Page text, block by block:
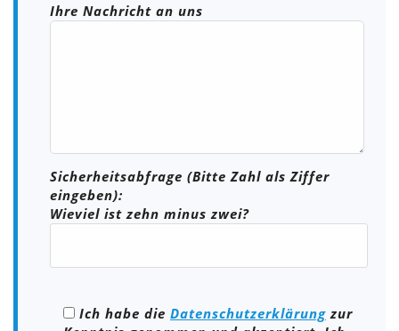
Ihre Nachricht an uns
Sicherheitsabfrage (Bitte Zahl als Ziffer
eingeben):
Wieviel ist zehn minus zwei?
Ich habe die Datenschutzerklärung zur